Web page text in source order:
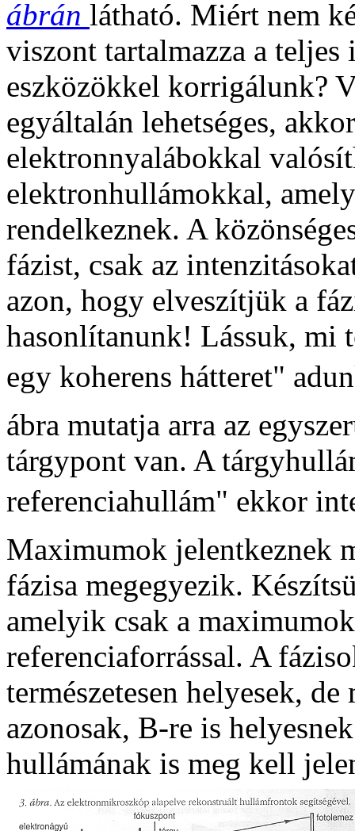
ábrán látható. Miért nem
viszont tartalmazza a
eszközökkel korrigálunk?
egyáltalán lehetséges,
elektronnyalábokkal
elektronhullámokkal,
rendelkeznek. A
fázist, csak az
azon, hogy elveszítjük a
hasonlítanunk! Lássuk, mi
egy koherens hátteret"
ábra mutatja arra az
tárgypont van. A
referenciahullám" ekkor
Maximumok jelentkeznek
fázisa megegyezik.
amelyik csak a
referenciaforrással. A
természetesen helyesek,
azonosak, B-re is
hullámának is meg kell